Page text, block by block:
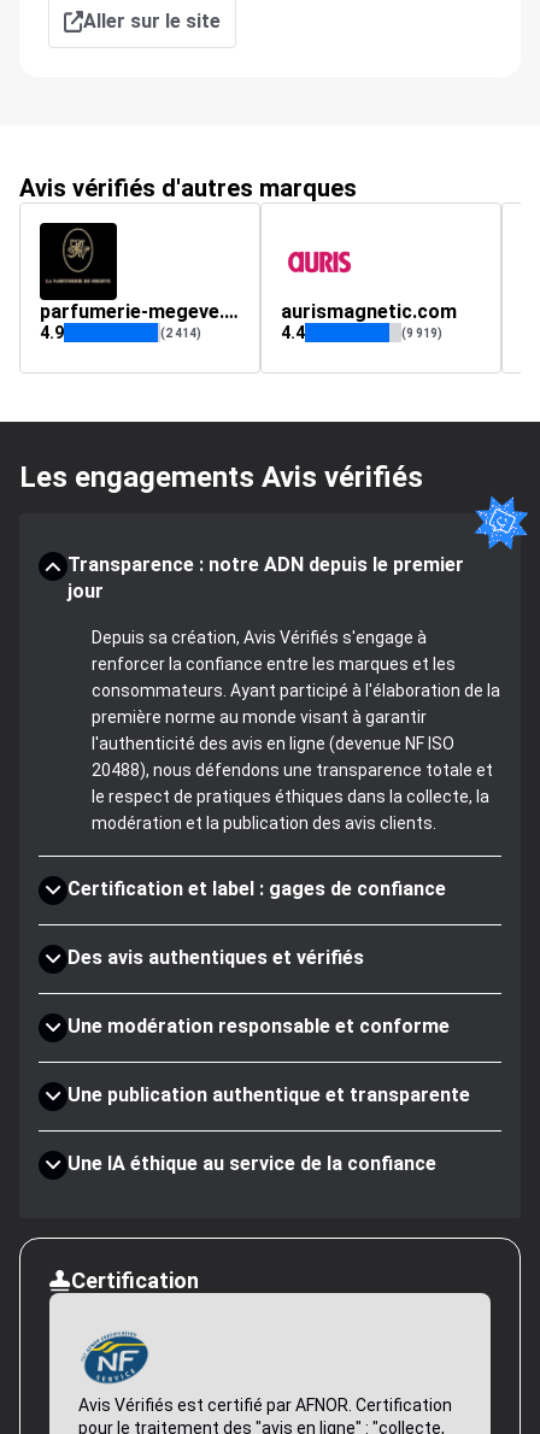
Aller sur le site
Avis vérifiés d'autres marques
parfumerie-megeve.com
4.9 (2 414)
aurismagnetic.com
4.4 (9 919)
Les engagements Avis vérifiés
Transparence : notre ADN depuis le premier
jour
Depuis sa création, Avis Vérifiés s'engage à
renforcer la confiance entre les marques et les
consommateurs. Ayant participé à l'élaboration de la
première norme au monde visant à garantir
l'authenticité des avis en ligne (devenue NF ISO
20488), nous défendons une transparence totale et
le respect de pratiques éthiques dans la collecte, la
modération et la publication des avis clients.
Certification et label : gages de confiance
Des avis authentiques et vérifiés
Une modération responsable et conforme
Une publication authentique et transparente
Une IA éthique au service de la confiance
Certification
Avis Vérifiés est certifié par AFNOR. Certification
pour le traitement des "avis en ligne" : "collecte,